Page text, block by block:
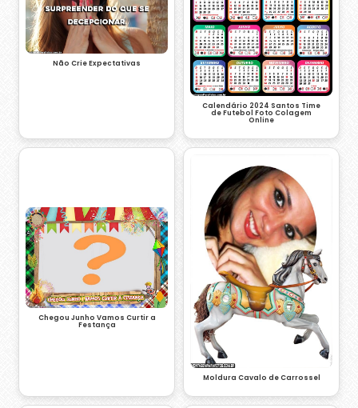
Não Crie Expectativas
Calendário 2024 Santos Time
de Futebol Foto Colagem
Online
Chegou Junho Vamos Curtir a
Festança
Moldura Cavalo de Carrossel